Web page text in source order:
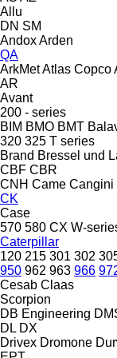
Allu
DN SM
AndoxArden
QA
ArkMetAtlas Copco
AR
Avant
200 - series
BIM BMO BMT
320 325 T series
Brand Bressel und
CBF CBR
CNH Came Cangini
CK
Case
570 580 CX W-
Caterpillar
120 215 301 302
950 962 963 966
Cesab Claas
Scorpion
DB Engineering
DL DX
Drivex Dromone